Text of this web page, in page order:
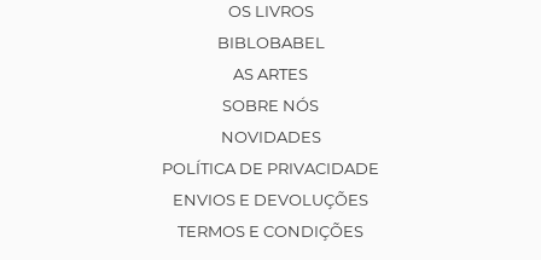
OS LIVROS
BIBLOBABEL
AS ARTES
SOBRE NÓS
NOVIDADES
POLÍTICA DE PRIVACIDADE
ENVIOS E DEVOLUÇÕES
TERMOS E CONDIÇÕES